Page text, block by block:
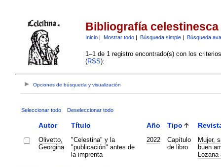
Bibliografía celestinesca
Inicio| Mostrar todo| Búsqueda simple| Búsqueda
1–1 de 1 registro encontrado(s) con los
(RSS):
Opciones de búsqueda y visualización
Seleccionar todo Deseleccionar todo
Autor Título Año Tipo
Olivetto,
Georgina
"Celestina" y la
"publicación" antes de
la imprenta
2022
Capítulo
de libro
Mujer,
buen